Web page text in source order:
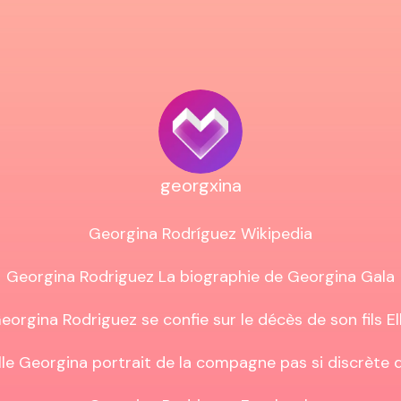
georgxina
Georgina Rodríguez Wikipedia
Georgina Rodriguez La biographie de Georgina Gala
Rodriguez se confie sur le décès de son fils
Georgina portrait de la compagne pas si discrète